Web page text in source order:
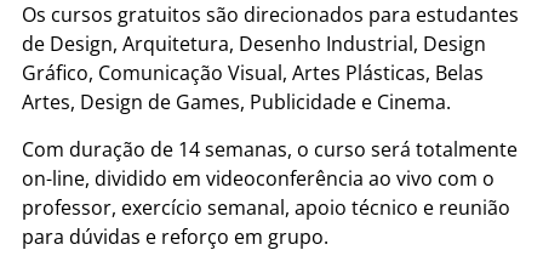
Os cursos gratuitos são direcionados para estudantes
de Design, Arquitetura, Desenho Industrial, Design
Gráfico, Comunicação Visual, Artes Plásticas, Belas
Artes, Design de Games, Publicidade e Cinema.
Com duração de 14 semanas, o curso será totalmente
on-line, dividido em videoconferência ao vivo com o
professor, exercício semanal, apoio técnico e reunião
para dúvidas e reforço em grupo.